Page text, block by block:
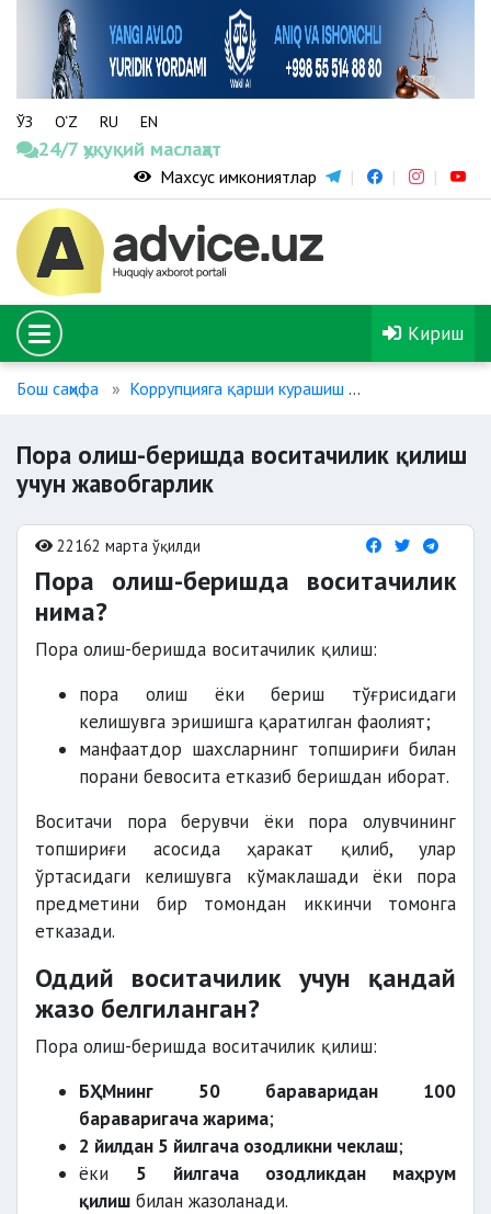
ЎЗ O‘Z RU EN
24/7 ҳуқуқий маслаҳат
Махсус имкониятлар
Кириш
Бош саҳифа Коррупцияга қарши курашиш
Пора олиш-беришда воситачилик қилиш
учун жавобгарлик
22162 марта ўқилди
Пора олиш-беришда воситачилик
нима?
Пора олиш-беришда воситачилик қилиш:
пора олиш ёки бериш тўғрисидаги
келишувга эришишга қаратилган фаолият;
манфаатдор шахсларнинг топшириғи билан
порани бевосита етказиб беришдан иборат.
Воситачи пора берувчи ёки пора олувчининг
топшириғи асосида ҳаракат қилиб, улар
ўртасидаги келишувга кўмаклашади ёки пора
предметини бир томондан иккинчи томонга
етказади.
Оддий воситачилик учун қандай
жазо белгиланган?
Пора олиш-беришда воситачилик қилиш:
БҲМнинг 50 бараваридан 100
бараваригача жарима;
2 йилдан 5 йилгача озодликни чеклаш;
ёки 5 йилгача озодликдан маҳрум
қилиш билан жазоланади.